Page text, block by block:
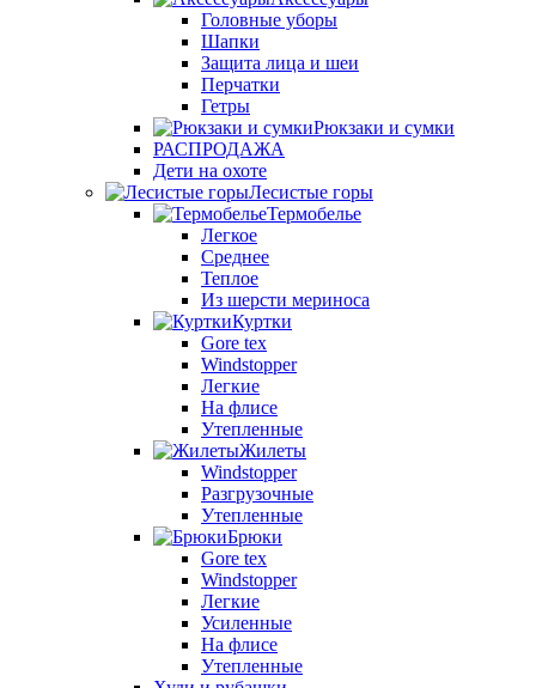
Головные уборы
Шапки
Защита лица и шеи
Перчатки
Гетры
Рюкзаки и сумки
РАСПРОДАЖА
Дети на охоте
Лесистые горы
Термобелье
Легкое
Среднее
Теплое
Из шерсти мериноса
Куртки
Gore tex
Windstopper
Легкие
На флисе
Утепленные
Жилеты
Windstopper
Разгрузочные
Утепленные
Брюки
Gore tex
Windstopper
Легкие
Усиленные
На флисе
Утепленные